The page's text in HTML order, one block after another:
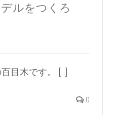
ルをつくろ
目木です。 [...]
0